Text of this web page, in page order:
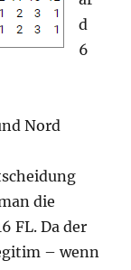
d
6
Nord
die
FL. Da der
– wenn